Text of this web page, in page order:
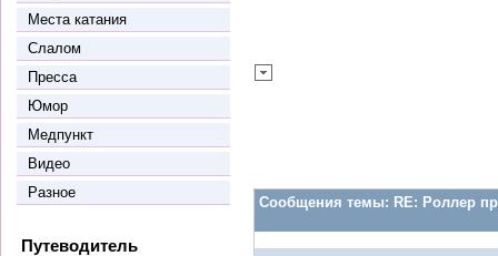
Места катания
Слалом
Пресса
Юмор
Медпункт
Видео
Разное
Путеводитель
Сообщения темы: RE: Роллер